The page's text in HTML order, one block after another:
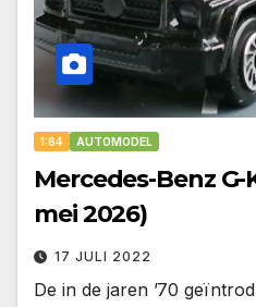
1:64 AUTOMODEL
Mercedes-Benz G-
mei 2026)
17 JULI 2022
De in de jaren ’70